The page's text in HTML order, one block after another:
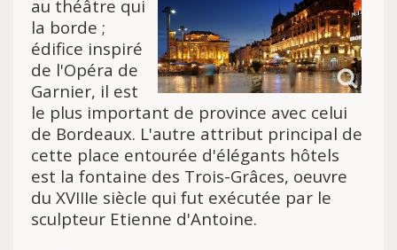
au théâtre qui
la borde ;
édifice inspiré
de l'Opéra de
Garnier, il est
le plus important de province avec celui
de Bordeaux. L'autre attribut principal de
cette place entourée d'élégants hôtels
est la fontaine des Trois-Grâces, oeuvre
du XVIIIe siècle qui fut exécutée par le
sculpteur Etienne d'Antoine.